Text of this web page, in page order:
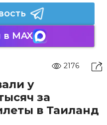
MAX
2176
у
за
в Таиланд